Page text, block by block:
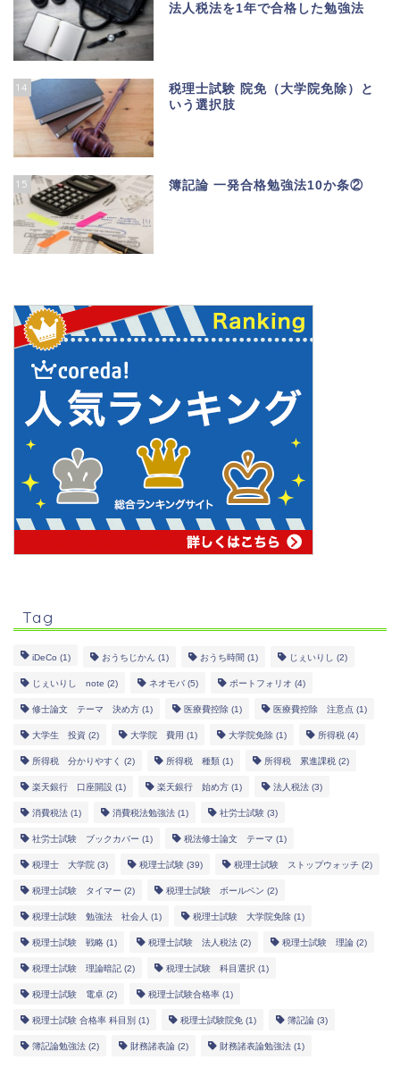
法人税法を1年で合格した勉強法
14
税理士試験 院免（大学院免除）と
いう選択肢
15 簿記論 一発合格勉強法10か条②
Tag
iDeCo (1) おうちじかん (1) おうち時間 (1) じぇいりし (2)
じぇいりし note (2) ネオモバ (5) ポートフォリオ (4)
修士論文 テーマ 決め方 (1) 医療費控除 (1) 医療費控除 注意点 (1)
大学生 投資 (2) 大学院 費用 (1) 大学院免除 (1) 所得税 (4)
所得税 分かりやすく (2) 所得税 種類 (1) 所得税 累進課税 (2)
楽天銀行 口座開設 (1) 楽天銀行 始め方 (1) 法人税法 (3)
消費税法 (1) 消費税法勉強法 (1) 社労士試験 (3)
社労士試験 ブックカバー (1) 税法修士論文 テーマ (1)
税理士 大学院 (3) 税理士試験 (39) 税理士試験 ストップウォッチ (2)
税理士試験 タイマー (2) 税理士試験 ボールペン (2)
税理士試験 勉強法 社会人 (1) 税理士試験 大学院免除 (1)
税理士試験 戦略 (1) 税理士試験 法人税法 (2) 税理士試験 理論 (2)
税理士試験 理論暗記 (2) 税理士試験 科目選択 (1)
税理士試験 電卓 (2) 税理士試験合格率 (1)
税理士試験 合格率 科目別 (1) 税理士試験院免 (1) 簿記論 (3)
簿記論勉強法 (2) 財務諸表論 (2) 財務諸表論勉強法 (1)